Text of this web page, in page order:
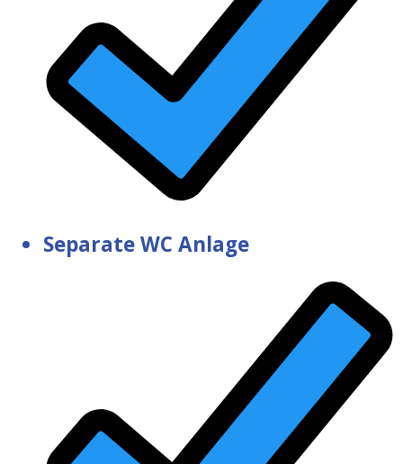
Separate WC Anlage